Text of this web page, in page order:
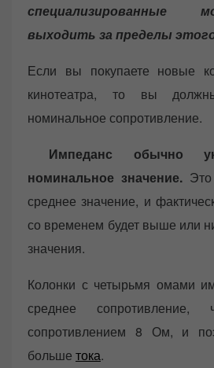
специализированные
выходить за пределы
Если вы покупаете новые
кинотеатра, то вы
номинальное сопротивление.
Импеданс обычно
номинальное значение.Это
среднее значение, и
со временем будет выше или
значения.
Колонки с четырьмя омами
среднее
сопротивлением 8 Ом, и
больше тока.